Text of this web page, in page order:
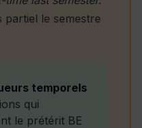
partiel le semestre
temporels
qui
le prétérit BE